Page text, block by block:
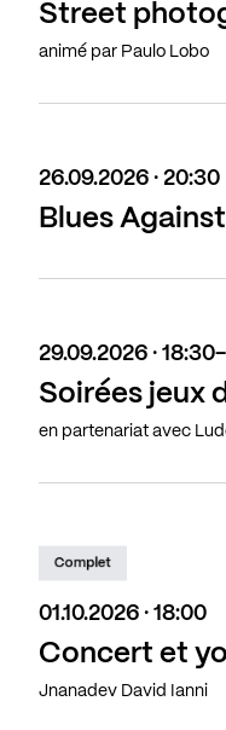
Street
animé par Paulo Lobo
26.09.2026 · 20:30
Blues
29.09.2026 ·
Soirées jeux
en partenariat avec
Complet
01.10.2026 · 18:00
Concert et
Jnanadev David Ianni